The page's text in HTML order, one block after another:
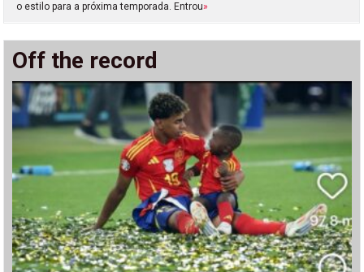
o estilo para a próxima temporada. Entrou»
Off the record